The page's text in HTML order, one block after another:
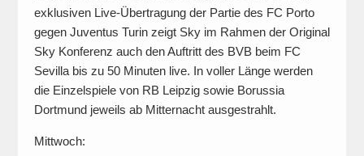
exklusiven Live-Übertragung der Partie des FC Porto
gegen Juventus Turin zeigt Sky im Rahmen der Original
Sky Konferenz auch den Auftritt des BVB beim FC
Sevilla bis zu 50 Minuten live. In voller Länge werden
die Einzelspiele von RB Leipzig sowie Borussia
Dortmund jeweils ab Mitternacht ausgestrahlt.
Mittwoch: